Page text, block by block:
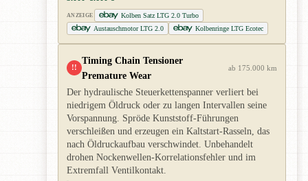
ANZEIGE
Kolben Satz LTG 2.0 Turbo
Austauschmotor LTG 2.0
Kolbenringe LTG Ecotec
!!
Timing Chain Tensioner
Premature Wear
ab 175.000 km
Der hydraulische Steuerkettenspanner verliert bei
niedrigem Öldruck oder zu langen Intervallen seine
Vorspannung. Spröde Kunststoff-Führungen
verschleißen und erzeugen ein Kaltstart-Rasseln, das
nach Öldruckaufbau verschwindet. Unbehandelt
drohen Nockenwellen-Korrelationsfehler und im
Extremfall Ventilkontakt.